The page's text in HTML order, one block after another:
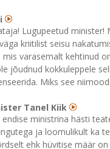
Lugupeetud
kriitilist seisu
varasemalt kehtinud
jõudnud kokkuleppele
Miks see
Tanel Kiik
ministrina hästi
ja loomulikult ka
ehk hüvitise määr